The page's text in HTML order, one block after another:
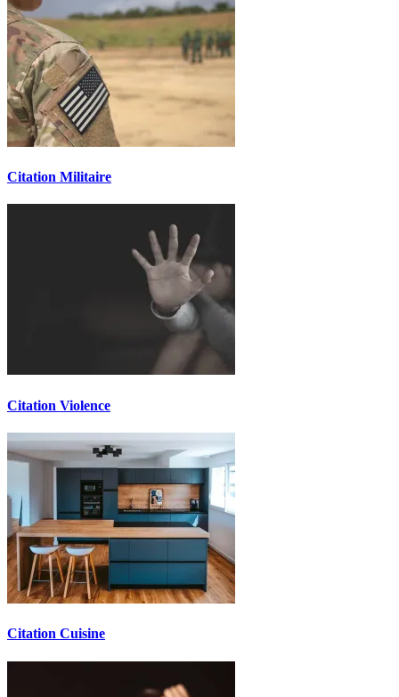
Citation Militaire
Citation Violence
Citation Cuisine